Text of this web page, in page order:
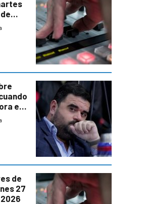
en
muy
de
27